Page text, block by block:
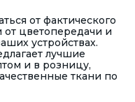
от фактического
от цветопередачи и
устройствах.
лучшие
и в розницу,
ткани по